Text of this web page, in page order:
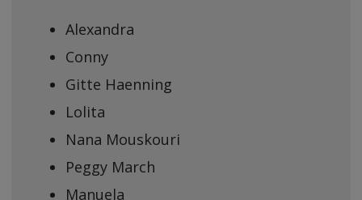
Alexandra
Conny
Gitte Haenning
Lolita
Nana Mouskouri
Peggy March
Manuela